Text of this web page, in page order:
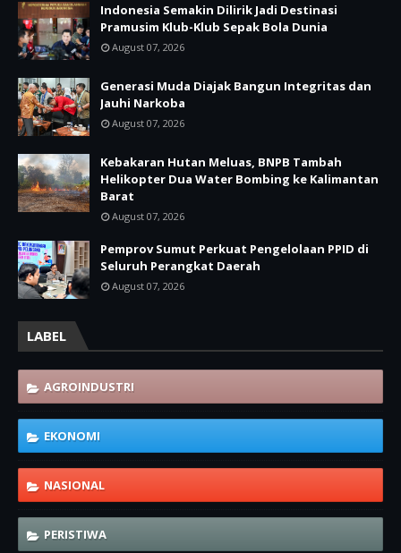
Indonesia Semakin Dilirik Jadi Destinasi
Pramusim Klub-Klub Sepak Bola Dunia
August 07, 2026
Generasi Muda Diajak Bangun Integritas dan
Jauhi Narkoba
August 07, 2026
Kebakaran Hutan Meluas, BNPB Tambah
Helikopter Dua Water Bombing ke Kalimantan
Barat
August 07, 2026
Pemprov Sumut Perkuat Pengelolaan PPID di
Seluruh Perangkat Daerah
August 07, 2026
LABEL
AGROINDUSTRI
EKONOMI
NASIONAL
PERISTIWA